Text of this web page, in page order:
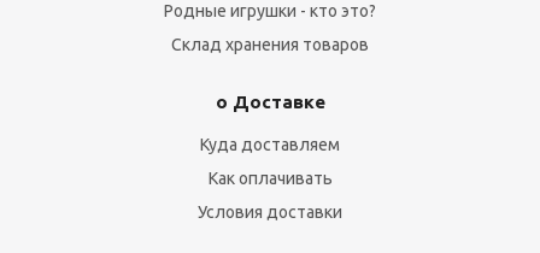
Родные игрушки - кто это?
Склад хранения товаров
о Доставке
Куда доставляем
Как оплачивать
Условия доставки